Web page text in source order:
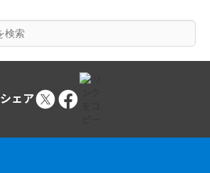
シェア